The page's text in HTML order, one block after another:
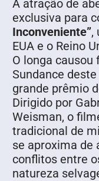
A atração de
exclusiva para
Inconveniente”,
EUA e o Reino
O longa
Sundance
grande prêmio
Dirigido por
Weisman, o
tradicional de
se aproxima de
conflitos entre
natureza